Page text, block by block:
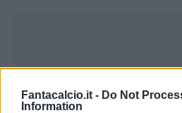
Fantacalcio.it - Do Not
Information